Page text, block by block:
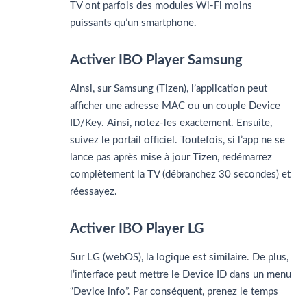
TV ont parfois des modules Wi-Fi moins
puissants qu’un smartphone.
Activer IBO Player Samsung
Ainsi, sur Samsung (Tizen), l’application peut
afficher une adresse MAC ou un couple Device
ID/Key. Ainsi, notez-les exactement. Ensuite,
suivez le portail officiel. Toutefois, si l’app ne se
lance pas après mise à jour Tizen, redémarrez
complètement la TV (débranchez 30 secondes) et
réessayez.
Activer IBO Player LG
Sur LG (webOS), la logique est similaire. De plus,
l’interface peut mettre le Device ID dans un menu
“Device info”. Par conséquent, prenez le temps